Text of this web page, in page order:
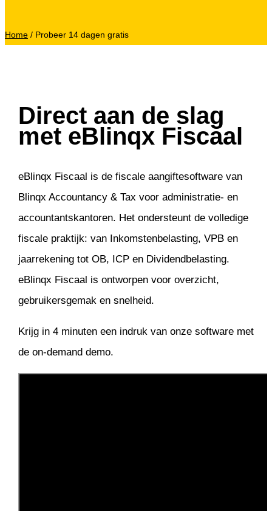
Home / Probeer 14 dagen gratis
Direct aan de slag
met eBlinqx Fiscaal
eBlinqx Fiscaal is de fiscale aangiftesoftware van
Blinqx Accountancy & Tax voor administratie- en
accountantskantoren. Het ondersteunt de volledige
fiscale praktijk: van Inkomstenbelasting, VPB en
jaarrekening tot OB, ICP en Dividendbelasting.
eBlinqx Fiscaal is ontworpen voor overzicht,
gebruikersgemak en snelheid.
Krijg in 4 minuten een indruk van onze software met
de on-demand demo.